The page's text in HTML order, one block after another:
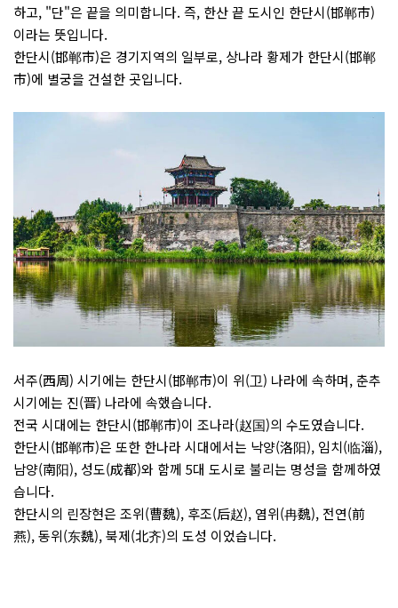
하고, "단"은 끝을 의미합니다. 즉, 한산 끝 도시인 한단시(邯郸市)
이라는 뜻입니다.
한단시(邯郸市)은 경기지역의 일부로, 상나라 황제가 한단시(邯郸
市)에 별궁을 건설한 곳입니다.
서주(西周) 시기에는 한단시(邯郸市)이 위(卫) 나라에 속하며, 춘추
시기에는 진(晋) 나라에 속했습니다.
전국 시대에는 한단시(邯郸市)이 조나라(赵国)의 수도였습니다.
한단시(邯郸市)은 또한 한나라 시대에서는 낙양(洛阳), 임치(临淄),
남양(南阳), 성도(成都)와 함께 5대 도시로 불리는 명성을 함께하였
습니다.
한단시의 린장현은 조위(曹魏), 후조(后赵), 염위(冉魏), 전연(前
燕), 동위(东魏), 북제(北齐)의 도성 이었습니다.